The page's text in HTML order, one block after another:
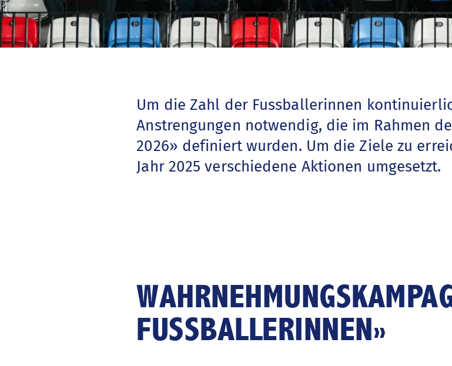
Um die Zahl der Fussballerinnen
Anstrengungen notwendig, die im Rahmen
2026» definiert wurden. Um die Ziele zu
Jahr 2025 verschiedene Aktionen umgesetzt.
FUSSBALLERINNEN»